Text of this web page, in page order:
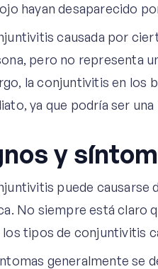
hayan desaparecido
causada por
pero no representa
la conjuntivitis en los
ya que podría ser
y
puede causarse
No siempre está claro
tipos de conjuntivitis
generalmente se